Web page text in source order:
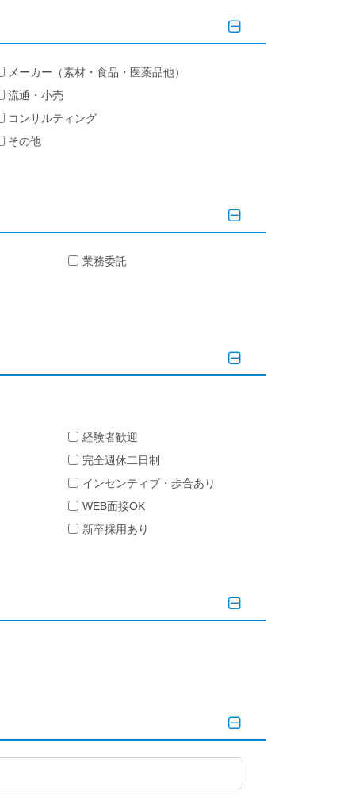
メーカー（素材・食品・医薬品他）
流通・小売
コンサルティング
その他
業務委託
経験者歓迎
完全週休二日制
インセンティブ・歩合あり
WEB面接OK
新卒採用あり